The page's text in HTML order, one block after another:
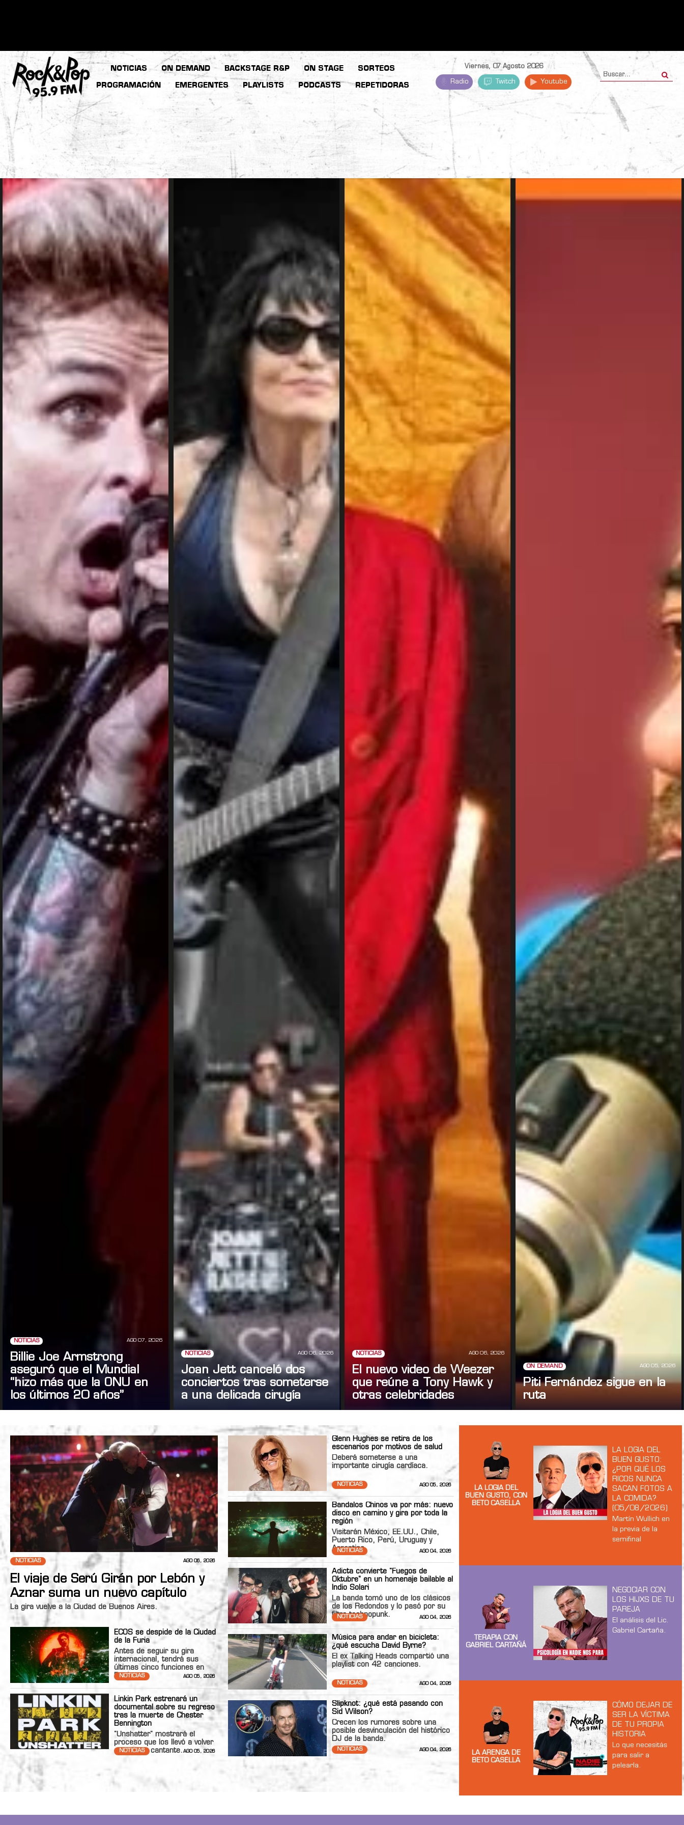
NOTICIAS ON DEMAND BACKSTAGE R&P ON STAGE SORTEOS
PROGRAMACIÓN EMERGENTES PLAYLISTS PODCASTS REPETIDORAS
Viernes, 07 Agosto 2026
Radio Twitch Youtube
NOTICIAS AGO 07, 2026
Billie Joe Armstrong
aseguró que el Mundial
“hizo más que la ONU en
los últimos 20 años”
NOTICIAS AGO 06, 2026
Joan Jett canceló dos
conciertos tras someterse
a una delicada cirugía
NOTICIAS AGO 06, 2026
El nuevo video de Weezer
que reúne a Tony Hawk y
otras celebridades
ON DEMAND AGO 05, 2026
Piti Fernández sigue en la
ruta
NOTICIAS AGO 06, 2026
El viaje de Serú Girán por Lebón y
Aznar suma un nuevo capítulo
La gira vuelve a la Ciudad de Buenos Aires.
ECOS se despide de la Ciudad
de la Furia
Antes de seguir su gira
internacional, tendrá sus
últimas cinco funciones en
Bs.As.
NOTICIAS AGO 05, 2026
Linkin Park estrenará un
documental sobre su regreso
tras la muerte de Chester
Bennington
"Unshatter" mostrará el
proceso que los llevó a volver
con nueva cantante.
NOTICIAS AGO 05, 2026
Glenn Hughes se retira de los
escenarios por motivos de salud
Deberá someterse a una
importante cirugía cardíaca.
NOTICIAS AGO 05, 2026
Bandalos Chinos va por más: nuevo
disco en camino y gira por toda la
región
Visitarán México, EE.UU., Chile,
Puerto Rico, Perú, Uruguay y
Argentina
NOTICIAS AGO 04, 2026
Adicta convierte "Fuegos de
Oktubre" en un homenaje bailable al
Indio Solari
La banda tomó uno de los clásicos
de los Redondos y lo pasó por su
filtro technopunk.
NOTICIAS AGO 04, 2026
Música para andar en bicicleta:
¿qué escucha David Byrne?
El ex Talking Heads compartió una
playlist con 42 canciones.
NOTICIAS AGO 04, 2026
Slipknot: ¿qué está pasando con
Sid Wilson?
Crecen los rumores sobre una
posible desvinculación del histórico
DJ de la banda.
NOTICIAS AGO 04, 2026
LA LOGIA DEL
BUEN GUSTO, CON
BETO CASELLA
LA LOGIA DEL
BUEN GUSTO:
¿POR QUÉ LOS
RICOS NUNCA
SACAN FOTOS A
LA COMIDA?
(05/08/2026)
Martín Wullich en
la previa de la
semifinal
TERAPIA CON
GABRIEL CARTAÑÁ
NEGOCIAR CON
LOS HIJXS DE TU
PAREJA
El análisis del Lic.
Gabriel Cartaña.
LA ARENGA DE
BETO CASELLA
CÓMO DEJAR DE
SER LA VÍCTIMA
DE TU PROPIA
HISTORIA
Lo que necesitás
para salir a
pelearla.